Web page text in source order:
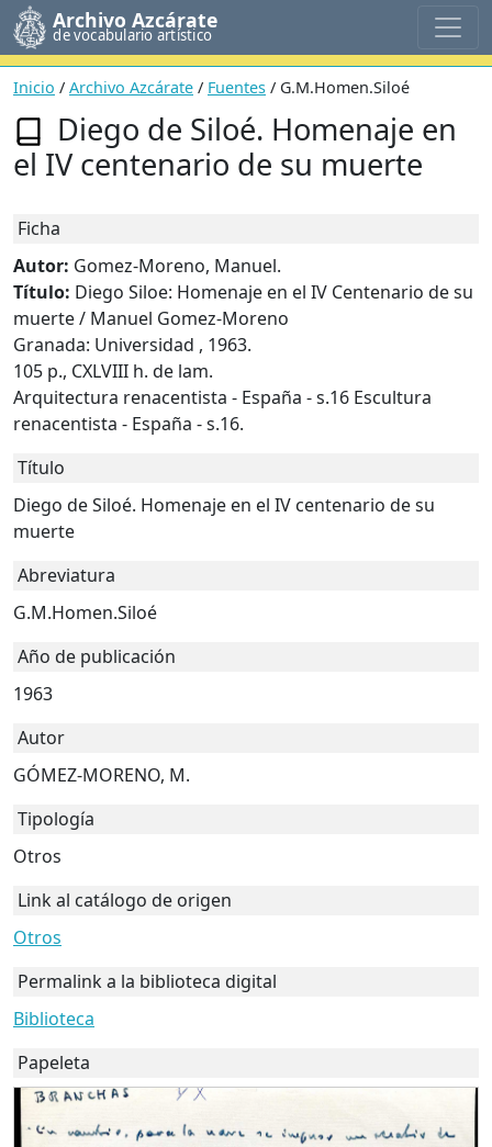
Archivo Azcárate
de vocabulario artístico
Inicio / Archivo Azcárate / Fuentes / G.M.Homen.Siloé
Diego de Siloé. Homenaje en
el IV centenario de su muerte
Ficha
Autor: Gomez-Moreno, Manuel.
Título: Diego Siloe: Homenaje en el IV Centenario de su
muerte / Manuel Gomez-Moreno
Granada: Universidad , 1963.
105 p., CXLVIII h. de lam.
Arquitectura renacentista - España - s.16 Escultura
renacentista - España - s.16.
Título
Diego de Siloé. Homenaje en el IV centenario de su
muerte
Abreviatura
G.M.Homen.Siloé
Año de publicación
1963
Autor
GÓMEZ-MORENO, M.
Tipología
Otros
Link al catálogo de origen
Otros
Permalink a la biblioteca digital
Biblioteca
Papeleta